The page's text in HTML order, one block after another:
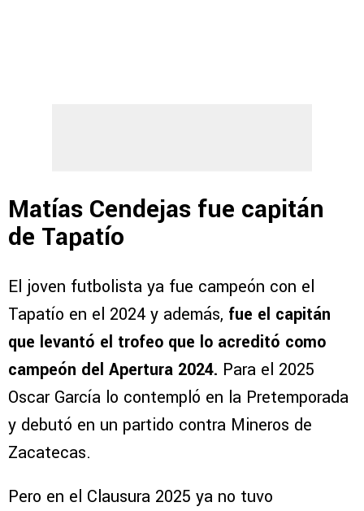
Matías Cendejas fue capitán
de Tapatío
El joven futbolista ya fue campeón con el
Tapatío en el 2024 y además, fue el capitán
que levantó el trofeo que lo acreditó como
campeón del Apertura 2024. Para el 2025
Oscar García lo contempló en la Pretemporada
y debutó en un partido contra Mineros de
Zacatecas.
Pero en el Clausura 2025 ya no tuvo